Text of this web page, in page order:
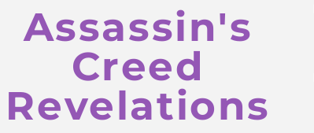
Assassin's
Creed
Revelations